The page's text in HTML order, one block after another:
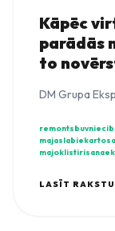
Kāpēc
parādās
to
DM Grupa
remonts
majoklistirisana
LASĪT RAKSTU